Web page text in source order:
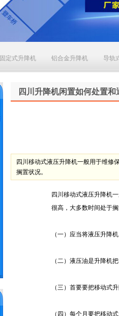
固定式升降机 铝合金升降机 导轨
四川升降机闲置如何处置
四川移动式液压升降机一般用于维修
搁置状况。
四川移动式液压升降机
很高，大多数时间处于
（一）应当将液压升降
（二）液压油是升降机
（三）首要要把移动式
（四）每个月要把移动